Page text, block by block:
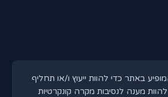
באתר כדי להוות ייעוץ ו/או תחליף
להוות מענה לנסיבות מקרה קונקרטיות